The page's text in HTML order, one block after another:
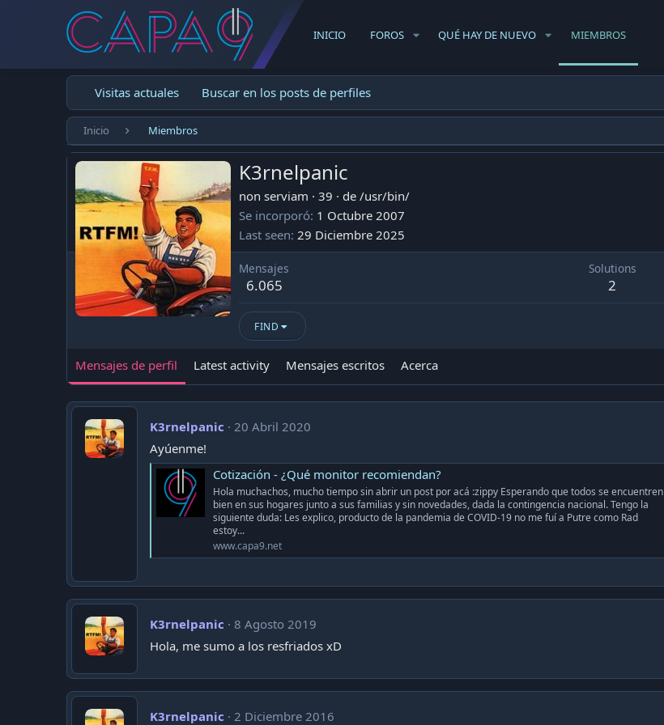
INICIO FOROS QUÉ HAY DE NUEVO MIEMBROS
Visitas actuales Buscar en los posts de perfiles
Inicio Miembros
K3rnelpanic
non serviam · 39 · de /usr/bin/
Se incorporó 1 Octubre 2007
Last seen 29 Diciembre 2025
Mensajes
6.065
Solutions
2
FIND
Mensajes de perfil Latest activity Mensajes escritos Acerca
K3rnelpanic
20 Abril 2020
Ayúenme!
Cotización - ¿Qué monitor recomiendan?
Hola muchachos, mucho tiempo sin abrir un post por acá :zippy Esperando que todos se encuentren
bien en sus hogares junto a sus familias y sin novedades, dada la contingencia nacional. Tengo la
siguiente duda: Les explico, producto de la pandemia de COVID-19 no me fuí a Putre como Rad
estoy...
www.capa9.net
K3rnelpanic
8 Agosto 2019
Hola, me sumo a los resfriados xD
K3rnelpanic 2 Diciembre 2016